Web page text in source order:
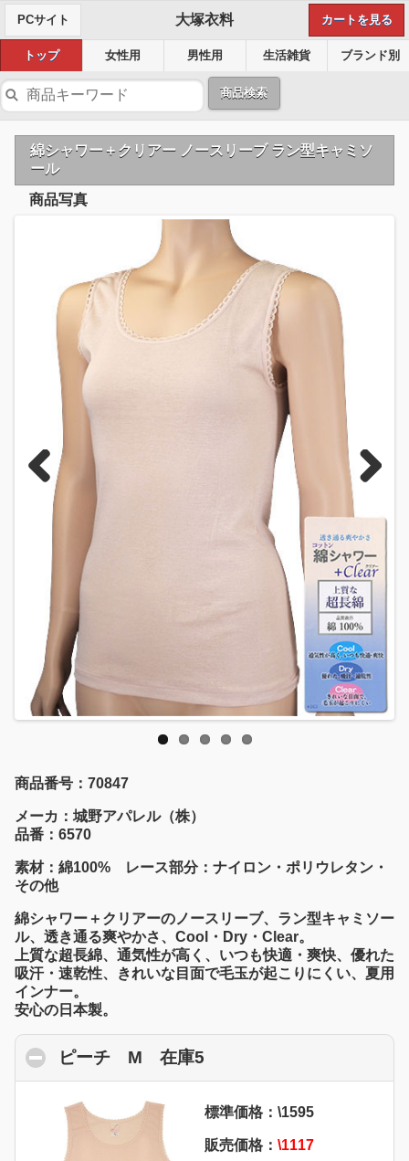
PCサイト 大塚衣料 カートを見る
トップ 女性用 男性用 生活雑貨 ブランド別
商品検索
綿シャワー＋クリアー ノースリーブ ラン型キャミソ
ール
商品写真
Previous Next
商品番号：70847
メーカ：城野アパレル（株）
品番：6570
素材：綿100% レース部分：ナイロン・ポリウレタン・
その他
綿シャワー＋クリアーのノースリーブ、ラン型キャミソー
ル、透き通る爽やかさ、Cool・Dry・Clear。
上質な超長綿、通気性が高く、いつも快適・爽快、優れた
吸汗・速乾性、きれいな目面で毛玉が起こりにくい、夏用
インナー。
安心の日本製。
ピーチ M 在庫5
標準価格：\1595
販売価格： \1117